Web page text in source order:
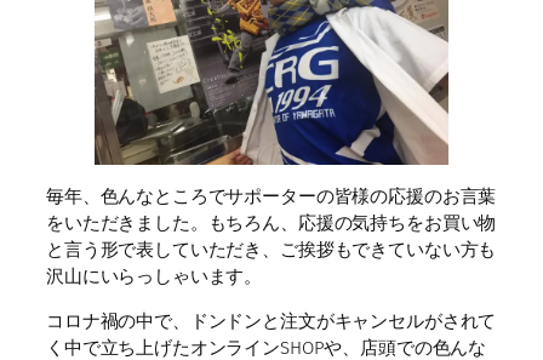
毎年、色んなところでサポーターの皆様の応援のお言葉
をいただきました。もちろん、応援の気持ちをお買い物
と言う形で表していただき、ご挨拶もできていない方も
沢山にいらっしゃいます。
コロナ禍の中で、ドンドンと注文がキャンセルがされて
く中で立ち上げたオンラインSHOPや、店頭での色んな